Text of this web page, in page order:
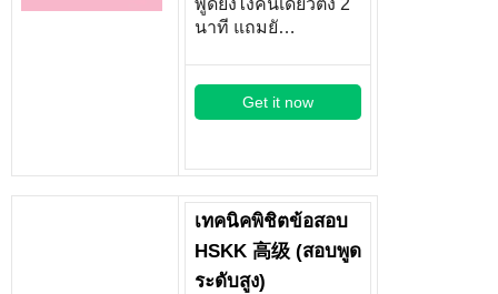
พูดยังไงคนเดียวตั้ง 2
นาที แถมยั…
Get it now
เทคนิคพิชิตข้อสอบ
HSKK 高级 (สอบพูด
ระดับสูง)